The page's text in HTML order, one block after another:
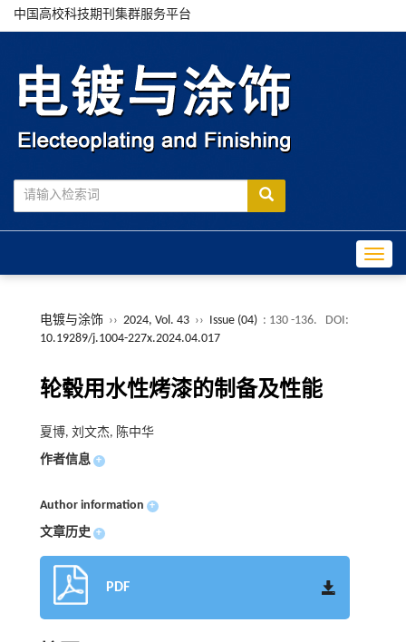
中国高校科技期刊集群服务平台
电镀与涂饰 ›› 2024, Vol. 43 ›› Issue (04) : 130 -136.
DOI:
10.19289/j.1004-227x.2024.04.017
轮毂用水性烤漆的制备及性能
夏博, 刘文杰, 陈中华
作者信息 +
Author information +
文章历史 +
PDF